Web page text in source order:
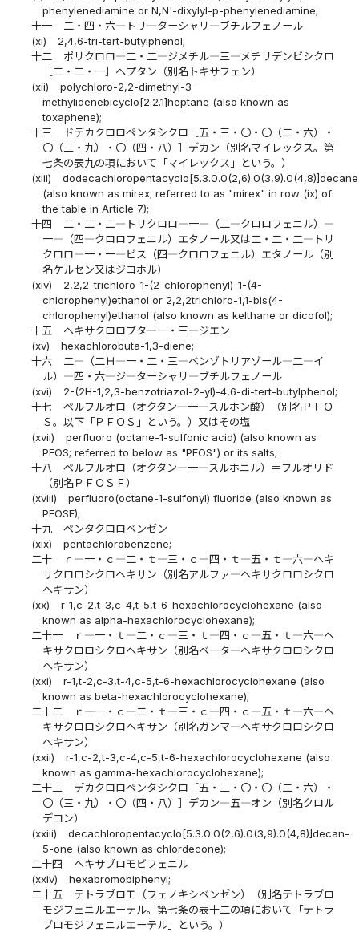
phenylenediamine or N,N'-dixylyl-p-phenylenediamine;
十一
二・四・六―トリ―ターシャリ―ブチルフェノール
(xi)
2,4,6-tri-tert-butylphenol;
十二
ポリクロロ―二・二―ジメチル―三―メチリデンビシクロ
［二・二・一］ヘプタン（別名トキサフェン）
(xii)
polychloro-2,2-dimethyl-3-
methylidenebicyclo[2.2.1]heptane (also known as
toxaphene);
十三
ドデカクロロペンタシクロ［五・三・〇・〇（二・六）・
〇（三・九）・〇（四・八）］デカン（別名マイレックス。第
七条の表九の項において「マイレックス」という。）
(xiii)
dodecachloropentacyclo[5.3.0.0(2,6).0(3,9).0(4,8)]decane
(also known as mirex; referred to as "mirex" in row (ix) of
the table in Article 7);
十四
二・二・二―トリクロロ―一―（二―クロロフェニル）―
一―（四―クロロフェニル）エタノール又は二・二・二―トリ
クロロ―一・一―ビス（四―クロロフェニル）エタノール（別
名ケルセン又はジコホル）
(xiv)
2,2,2-trichloro-1-(2-chlorophenyl)-1-(4-
chlorophenyl)ethanol or 2,2,2trichloro-1,1-bis(4-
chlorophenyl)ethanol (also known as kelthane or dicofol);
十五
ヘキサクロロブタ―一・三―ジエン
(xv)
hexachlorobuta-1,3-diene;
十六
二―（二Ｈ―一・二・三―ベンゾトリアゾール―二―イ
ル）―四・六―ジ―ターシャリ―ブチルフェノール
(xvi)
2-(2H-1,2,3-benzotriazol-2-yl)-4,6-di-tert-butylphenol;
十七
ペルフルオロ（オクタン―一―スルホン酸）（別名ＰＦＯ
Ｓ。以下「ＰＦＯＳ」という。）又はその塩
(xvii)
perfluoro (octane-1-sulfonic acid) (also known as
PFOS; referred to below as "PFOS") or its salts;
十八
ペルフルオロ（オクタン―一―スルホニル）＝フルオリド
（別名ＰＦＯＳＦ）
(xviii)
perfluoro(octane-1-sulfonyl) fluoride (also known as
PFOSF);
十九
ペンタクロロベンゼン
(xix)
pentachlorobenzene;
二十
ｒ―一・ｃ―二・ｔ―三・ｃ―四・ｔ―五・ｔ―六―ヘキ
サクロロシクロヘキサン（別名アルファ―ヘキサクロロシクロ
ヘキサン）
(xx)
r-1,c-2,t-3,c-4,t-5,t-6-hexachlorocyclohexane (also
known as alpha-hexachlorocyclohexane);
二十一
ｒ―一・ｔ―二・ｃ―三・ｔ―四・ｃ―五・ｔ―六―ヘ
キサクロロシクロヘキサン（別名ベータ―ヘキサクロロシクロ
ヘキサン）
(xxi)
r-1,t-2,c-3,t-4,c-5,t-6-hexachlorocyclohexane (also
known as beta-hexachlorocyclohexane);
二十二
ｒ―一・ｃ―二・ｔ―三・ｃ―四・ｃ―五・ｔ―六―ヘ
キサクロロシクロヘキサン（別名ガンマ―ヘキサクロロシクロ
ヘキサン）
(xxii)
r-1,c-2,t-3,c-4,c-5,t-6-hexachlorocyclohexane (also
known as gamma-hexachlorocyclohexane);
二十三
デカクロロペンタシクロ［五・三・〇・〇（二・六）・
〇（三・九）・〇（四・八）］デカン―五―オン（別名クロル
デコン）
(xxiii)
decachloropentacyclo[5.3.0.0(2,6).0(3,9).0(4,8)]decan-
5-one (also known as chlordecone);
二十四
ヘキサブロモビフェニル
(xxiv)
hexabromobiphenyl;
二十五
テトラブロモ（フェノキシベンゼン）（別名テトラブロ
モジフェニルエーテル。第七条の表十二の項において「テトラ
ブロモジフェニルエーテル」という。）